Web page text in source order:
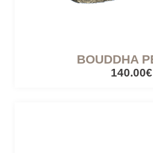
BOUDDHA
140.00€